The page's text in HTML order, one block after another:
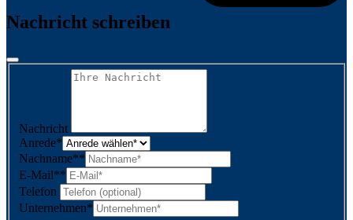
Nachricht schreiben
Nachricht
Anrede*
Nachname**
E-Mail**
Telefon
Unternehmen*